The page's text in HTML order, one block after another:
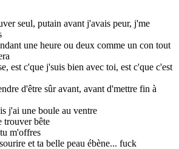
seul, putain avant j'avais peur, j'me
une heure ou deux comme un con tout
est c'que j'suis bien avec toi, est c'que c'est
d'être sûr avant, avant d'mettre fin à
j'ai une boule au ventre
trouver bête
m'offres
et ta belle peau ébène... fuck